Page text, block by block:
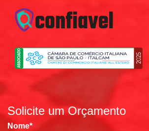
Solicite um Orçamento
Nome*